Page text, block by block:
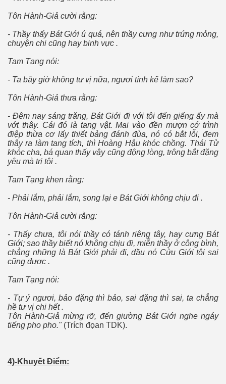
Tôn Hành-Giả cười rằng:
- Thầy thấy Bát Giới ú quá, nên thầy cưng như trứng mỏng,
chuyện chi cũng hay binh vực .
Tam Tạng nói:
- Ta bây giờ không tư vị nữa, ngươi tính kế làm sao?
Tôn Hành-Giả thưa rằng:
- Ðêm nay sáng trăng, Bát Giới đi với tôi đến giếng ấy mà
vớt thây. Cái đó là tang vật. Mai vào đền mượn cớ trình
điệp thừa cơ lấy thiết bảng đánh đùa, nó có bắt lỗi, đem
thây ra làm tang tích, thì Hoàng Hậu khóc chồng. Thái Tử
khóc cha, bá quan thấy vậy cũng động lòng, trông bắt đặng
yêu mà trị tội .
Tam Tạng khen rằng:
- Phải lắm, phải lắm, song lại e Bát Giới không chịu đi .
Tôn Hành-Giả cười rằng:
- Thấy chưa, tôi nói thầy có tánh riêng tây, hay cưng Bát
Giới; sao thầy biết nó không chịu đi, miễn thầy ở công bình,
chẳng những là Bát Giới phải đi, dầu nó Cửu Giới tôi sai
cũng được .
Tam Tạng nói:
- Tự ý ngươi, bảo đặng thì bảo, sai đặng thì sai, ta chẳng
hề tư vị chi hết .
Tôn Hành-Giả mừng rỡ, đến giường Bát Giới nghe ngáy
tiếng pho pho." (Trích đọan TDK).
4)-Khuyết Điểm:
thạch
theo